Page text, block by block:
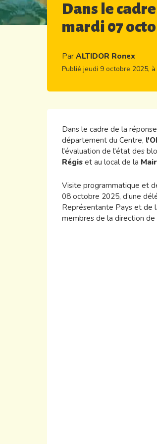
Dans le
mardi 07
ParALTIDOR Ronex
Publié jeudi 9 octobre 2025, à
Dans le cadre de la
département du Centre,
l'évaluation de l'état des
Régiset au local de la
Visite programmatique et
08 octobre 2025, d’une
Représentante Pays et de
membres de la direction de